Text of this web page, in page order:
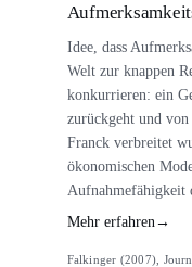
Idee, dass
Welt zur knappen
konkurrieren: ein
zurückgeht und
Franck verbreitet
ökonomischen
Aufnahmefähigkeit
Mehr erfahren →
Falkinger (2007),